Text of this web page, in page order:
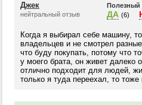
Джек
нейтральный отзыв
Полезный
ДА (6)
Когда я выбирал себе машину,
владельцев и не смотрел
что буду покупать, потому что
у моего брата, он живет далеко
отлично подходит для людей,
только я туда переехал, то